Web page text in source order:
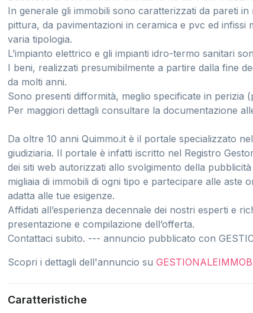
In generale gli immobili sono caratterizzati da pareti
pittura, da pavimentazioni in ceramica e pvc ed
varia tipologia.
L’impianto elettrico e gli impianti idro-termo sanitari
I beni, realizzati presumibilmente a partire dalla fine
da molti anni.
Sono presenti difformità, meglio specificate in perizia
Per maggiori dettagli consultare la documentazione
Da oltre 10 anni Quimmo.it è il portale specializzato
giudiziaria. Il portale è infatti iscritto nel Registro
dei siti web autorizzati allo svolgimento della
migliaia di immobili di ogni tipo e partecipare alle aste
adatta alle tue esigenze.
Affidati all’esperienza decennale dei nostri esperti e
presentazione e compilazione dell’offerta.
Contattaci subito. --- annuncio pubblicato con
Scopri i dettagli dell'annuncio su
Caratteristiche